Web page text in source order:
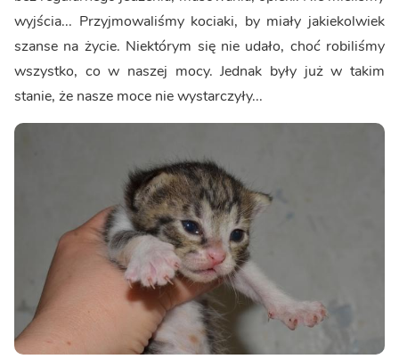
wyjścia... Przyjmowaliśmy kociaki, by miały jakiekolwiek
szanse na życie. Niektórym się nie udało, choć robiliśmy
wszystko, co w naszej mocy. Jednak były już w takim
stanie, że nasze moce nie wystarczyły...